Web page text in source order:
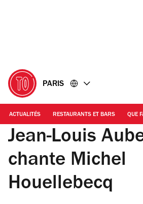
PARIS
ACTUALITÉS RESTAURANTS ET BARS QUE
Jean-Louis
chante Michel
Houellebecq